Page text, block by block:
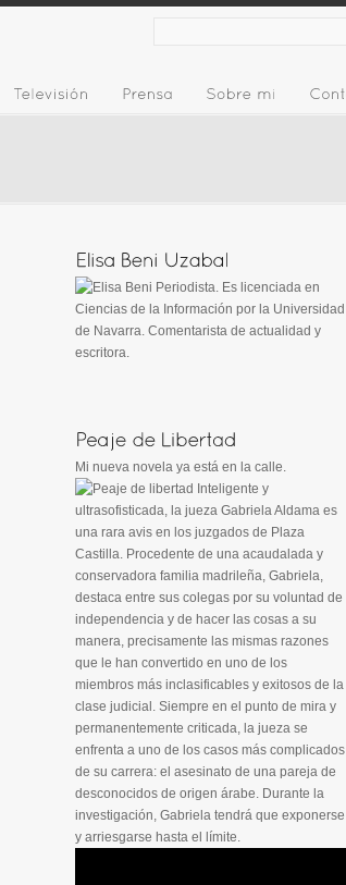
Periodista. Es licenciada en
Ciencias de la Información por la Universidad
de Navarra. Comentarista de actualidad y
escritora.
Mi nueva novela ya está en la calle.
Inteligente y
ultrasofisticada, la jueza Gabriela Aldama es
una rara avis en los juzgados de Plaza
Castilla. Procedente de una acaudalada y
conservadora familia madrileña, Gabriela,
destaca entre sus colegas por su voluntad de
independencia y de hacer las cosas a su
manera, precisamente las mismas razones
que le han convertido en uno de los
miembros más inclasificables y exitosos de la
clase judicial. Siempre en el punto de mira y
permanentemente criticada, la jueza se
enfrenta a uno de los casos más complicados
de su carrera: el asesinato de una pareja de
desconocidos de origen árabe. Durante la
investigación, Gabriela tendrá que exponerse
y arriesgarse hasta el límite.